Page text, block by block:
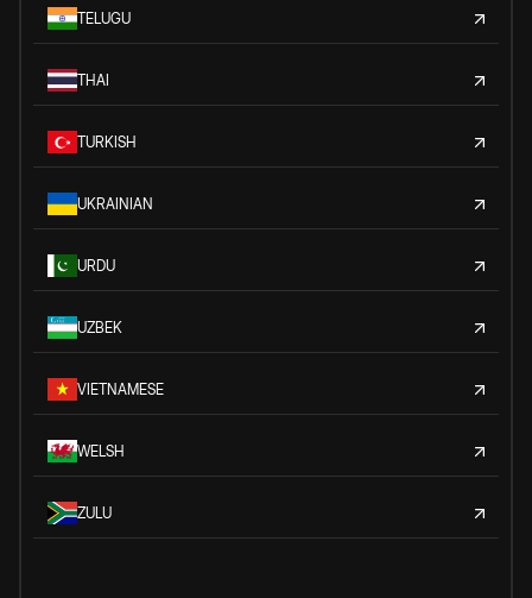
TELUGU
THAI
TURKISH
UKRAINIAN
URDU
UZBEK
VIETNAMESE
WELSH
ZULU